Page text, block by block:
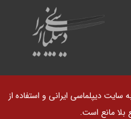
دیپلماسی ایرانی و استفاده از
بلا مانع است.